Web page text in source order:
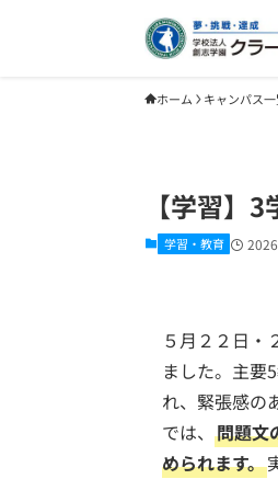
ホーム キャンパス
【学習】
学習・教育
５月２２日・
ました。主要
れ、緊張感の
では、 問題文
められます。